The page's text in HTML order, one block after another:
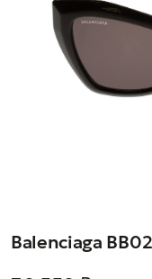
Balenciaga